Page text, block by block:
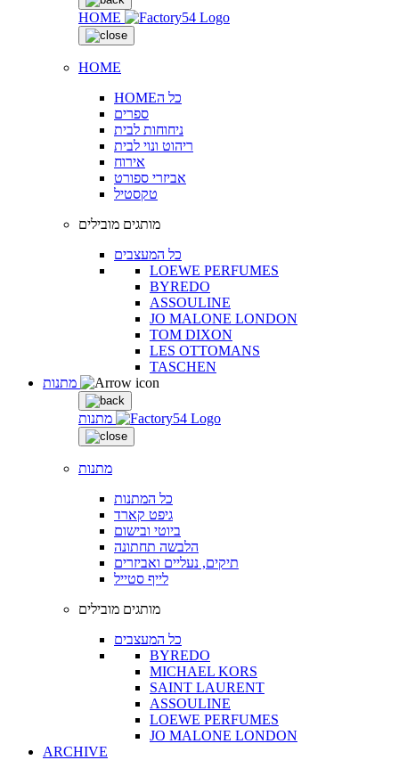
HOME
HOME
HOMEכל ה
ספרים
ניחוחות לבית
ריהוט ונוי לבית
אירוח
אביזרי ספורט
טקסטיל
מותגים מובילים
כל המעצבים
LOEWE PERFUMES
BYREDO
ASSOULINE
JO MALONE LONDON
TOM DIXON
LES OTTOMANS
TASCHEN
מתנות
מתנות
כל המתנות
גיפט קארד
ביוטי ובישום
הלבשה תחתונה
תיקים, נעליים ואביזרים
לייף סטייל
מותגים מובילים
כל המעצבים
BYREDO
MICHAEL KORS
SAINT LAURENT
ASSOULINE
LOEWE PERFUMES
JO MALONE LONDON
ARCHIVE